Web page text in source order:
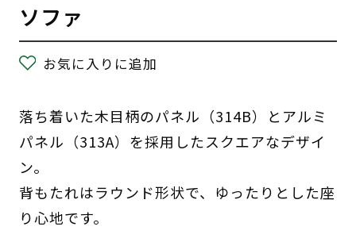
ソファ
お気に入りに追加
落ち着いた木目柄のパネル（314B）とアルミ
パネル（313A）を採用したスクエアなデザイ
ン。
背もたれはラウンド形状で、ゆったりとした座
り心地です。